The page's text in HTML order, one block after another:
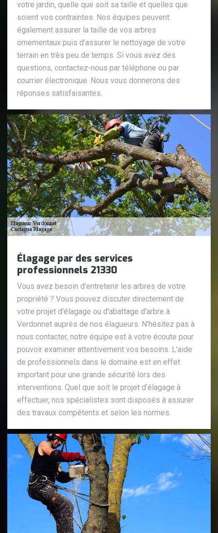
votre jardin, quelle que soit sa taille et quelles que
soient vos contraintes. Nos équipes peuvent
également assurer la taille de vos arbres
ornementaux puis d’assurer le nettoyage de votre
terrain en très peu de temps. Si vous avez des
questions, contactez-nous par téléphone ou par
courrier électronique. Nous vous donnerons des
réponses satisfaisantes.
Élagage par des services
professionnels 21330
Vous avez besoin d’entretenir les arbres de votre
propriété ? Vous pouvez discuter directement de
votre projet d'élagage ou d'abattage d'arbre à
Verdonnet auprès de nos élagueurs. N'hésitez pas à
nous contacter, notre équipe est à votre écoute pour
pouvoir examiner attentivement vos besoins. L'aide
de professionnels dans le domaine est en effet
important pour une grande sécurité lors des
interventions. Quel que soit le projet d’élagage à
effectuer, nos spécialistes sont disposés à assurer
des travaux compétents et selon les normes.